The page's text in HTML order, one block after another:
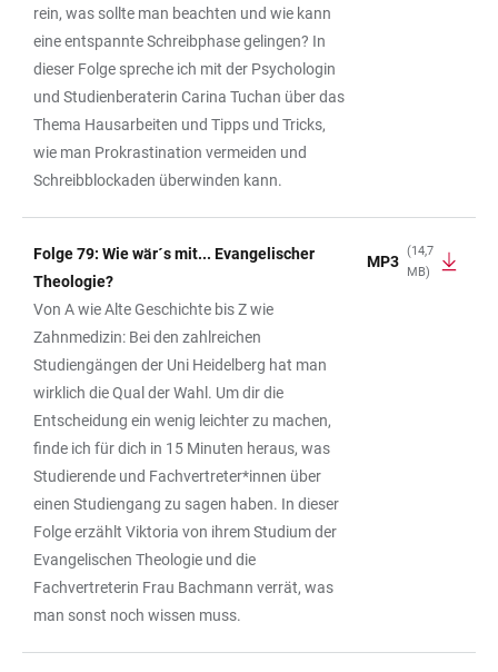
rein, was sollte man beachten und wie kann
eine entspannte Schreibphase gelingen? In
dieser Folge spreche ich mit der Psychologin
und Studienberaterin Carina Tuchan über das
Thema Hausarbeiten und Tipps und Tricks,
wie man Prokrastination vermeiden und
Schreibblockaden überwinden kann.
Folge 79: Wie wär´s mit... Evangelischer
Theologie?
Von A wie Alte Geschichte bis Z wie
Zahnmedizin: Bei den zahlreichen
Studiengängen der Uni Heidelberg hat man
wirklich die Qual der Wahl. Um dir die
Entscheidung ein wenig leichter zu machen,
finde ich für dich in 15 Minuten heraus, was
Studierende und Fachvertreter*innen über
einen Studiengang zu sagen haben. In dieser
Folge erzählt Viktoria von ihrem Studium der
Evangelischen Theologie und die
Fachvertreterin Frau Bachmann verrät, was
man sonst noch wissen muss.
MP3
(14,7
MB)